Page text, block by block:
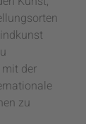
der
zu